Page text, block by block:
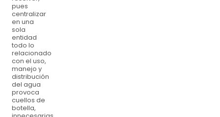
pues
centralizar
en una
sola
entidad
todo lo
relacionado
con el uso,
manejo y
distribución
del agua
provoca
cuellos de
botella,